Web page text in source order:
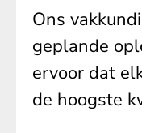
Ons
geplande
ervoor dat
de hoogste